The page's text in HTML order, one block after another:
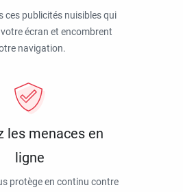
ces publicités nuisibles qui
écran et encombrent
navigation.
les menaces en
ligne
protège en continu contre